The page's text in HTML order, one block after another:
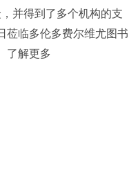
并得到了多个机构的支
莅临多伦多费尔维尤图书
了解更多